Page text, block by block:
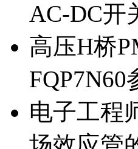
AC-DC开
高压H桥
电子工程